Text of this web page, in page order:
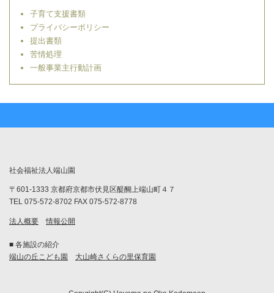
子育て支援書類
プライバシーポリシー
提出書類
苦情処理
一般事業主行動計画
社会福祉法人端山園
〒601-1333 京都府京都市伏見区醍醐上端山町４７
TEL 075-572-8702 FAX 075-572-8778
法人概要 情報公開
■ 各施設の紹介
端山の丘こども園
大山崎さくらの里保育園